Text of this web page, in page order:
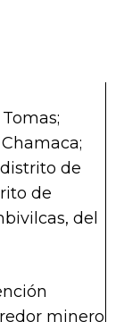
de
de
del